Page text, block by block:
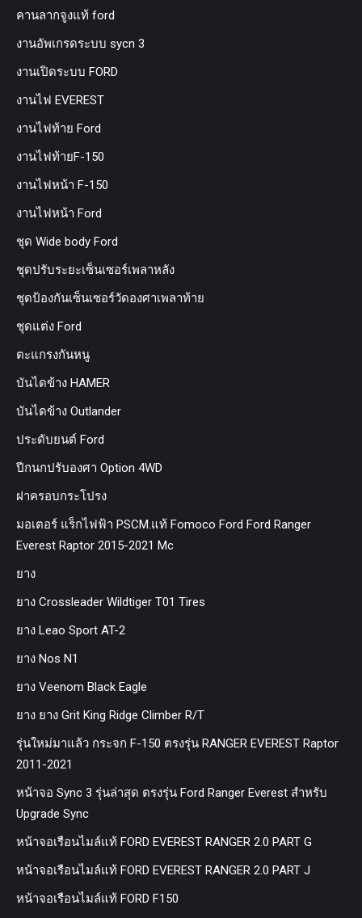
คานลากจูงแท้ ford
งานอัพเกรดระบบ sycn 3
งานเปิดระบบ FORD
งานไฟ EVEREST
งานไฟท้าย Ford
งานไฟท้ายF-150
งานไฟหน้า F-150
งานไฟหน้า Ford
ชุด Wide body Ford
ชุดปรับระยะเซ็นเซอร์เพลาหลัง
ชุดป้องกันเซ็นเซอร์วัดองศาเพลาท้าย
ชุดแต่ง Ford
ตะแกรงกันหนู
บันไดข้าง HAMER
บันไดข้าง Outlander
ประดับยนต์ Ford
ปีกนกปรับองศา Option 4WD
ฝาครอบกระโปรง
มอเตอร์ แร็กไฟฟ้า PSCM.แท้ Fomoco Ford Ford Ranger
Everest Raptor 2015-2021 Mc
ยาง
ยาง Crossleader Wildtiger T01 Tires
ยาง Leao Sport AT-2
ยาง Nos N1
ยาง Veenom Black Eagle
ยาง ยาง Grit King Ridge Climber R/T
รุ่นใหม่มาแล้ว กระจก F-150 ตรงรุ่น RANGER EVEREST Raptor
2011-2021
หน้าจอ Sync 3 รุ่นล่าสุด ตรงรุ่น Ford Ranger Everest สำหรับ
Upgrade Sync
หน้าจอเรือนไมล์แท้ FORD EVEREST RANGER 2.0 PART G
หน้าจอเรือนไมล์แท้ FORD EVEREST RANGER 2.0 PART J
หน้าจอเรือนไมล์แท้ FORD F150